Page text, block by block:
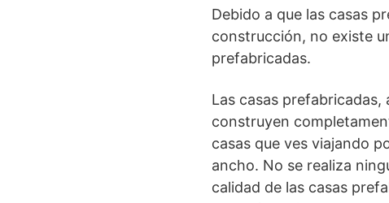
Debido a que las casas
construcción, no existe
prefabricadas.
Las casas prefabricadas,
construyen
casas que ves viajando
ancho. No se realiza
calidad de las casas